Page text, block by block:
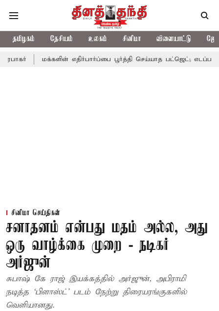
தமிழகம் தேசியம் உலகம் சினிமா விளையாட்டு
மக்களின் எதிர்பார்ப்பை பூர்த்தி செய்யாத பட்ஜெட்; எடப்பாடி பழனிசாமி
சினிமா செய்திகள்
சனாதனம் என்பது மதம் அல்ல, அது
ஒரு வாழ்க்கை முறை - நடிகர்
அர்ஜுன்
சுபாஷ் கே ராஜ் இயக்கத்தில் அர்ஜுன், அபிராமி
நடித்த ‘பிளாஸ்ட்’ படம் நேற்று திரையரங்குகளில்
வெளியானது.